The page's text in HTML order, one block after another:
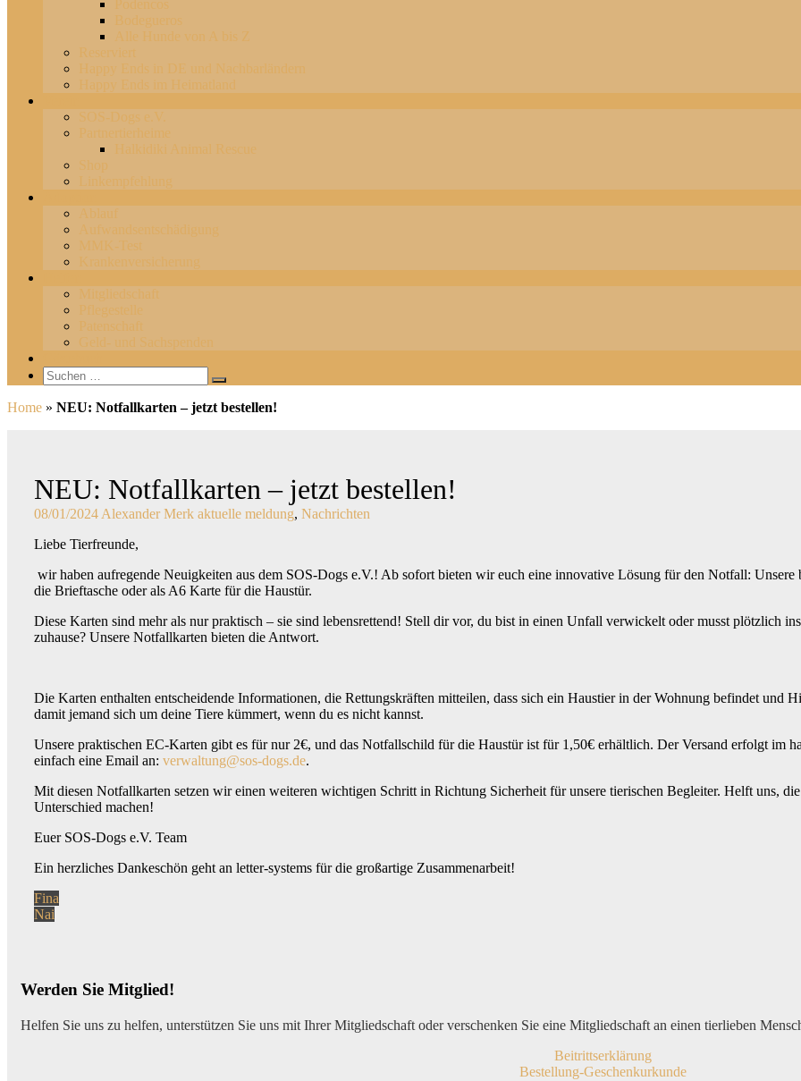
Podencos
Bodegueros
Alle Hunde von A bis Z
Reserviert
Happy Ends in DE und Nachbarländern
Happy Ends im Heimatland
SOS-Dogs e.V.
Partnertierheime
Halkidiki Animal Rescue
Shop
Linkempfehlung
Ablauf
Aufwandsentschädigung
MMK-Test
Krankenversicherung
Mitgliedschaft
Pflegestelle
Patenschaft
Geld- und Sachspenden
Suchen
nach:
Suchen
Home » NEU: Notfallkarten – jetzt bestellen!
NEU: Notfallkarten – jetzt bestellen!
08/01/2024 Alexander Merk aktuelle meldung, Nachrichten
Liebe Tierfreunde,
wir haben aufregende Neuigkeiten aus dem SOS-Dogs e.V.! Ab sofort bieten wir euch eine innovative Lösung für den Notfall:
die Brieftasche oder als A6 Karte für die Haustür.
Diese Karten sind mehr als nur praktisch – sie sind lebensrettend! Stell dir vor, du bist in einen Unfall verwickelt oder musst plötzlich
zuhause? Unsere Notfallkarten bieten die Antwort.
Die Karten enthalten entscheidende Informationen, die Rettungskräften mitteilen, dass sich ein Haustier in der Wohnung befindet und
damit jemand sich um deine Tiere kümmert, wenn du es nicht kannst.
Unsere praktischen EC-Karten gibt es für nur 2€, und das Notfallschild für die Haustür ist für 1,50€ erhältlich. Der Versand erfolgt im
einfach eine Email an: verwaltung@sos-dogs.de.
Mit diesen Notfallkarten setzen wir einen weiteren wichtigen Schritt in Richtung Sicherheit für unsere tierischen Begleiter. Helft uns,
Unterschied machen!
Euer SOS-Dogs e.V. Team
Ein herzliches Dankeschön geht an letter-systems für die großartige Zusammenarbeit!
Beitragsnavigation
Vorheriger
Beitrag:
Fina
Nächster
Nai
Werden Sie Mitglied!
Helfen Sie uns zu helfen, unterstützen Sie uns mit Ihrer Mitgliedschaft oder verschenken Sie eine Mitgliedschaft an einen tierlieben
Beitrittserklärung
Bestellung-Geschenkurkunde